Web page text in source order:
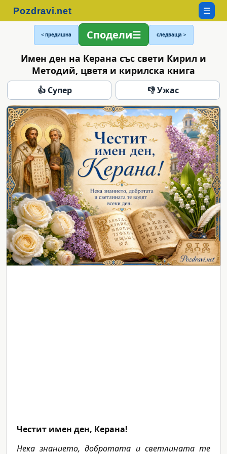
☰
< предишна Сподели следваща >
Имен ден на Керана със свети Кирил и
Методий, цветя и кирилска книга
👍 Супер 👎 Ужас
Честит имен ден, Керана!
Нека знанието, добротата и светлината те